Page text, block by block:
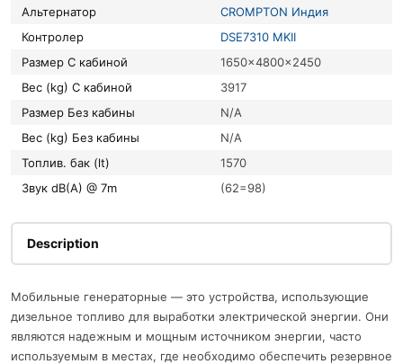
Альтернатор
CROMPTON Индия
Контролер
DSE7310 MKII
Размер С кабиной
1650x4800x2450
Вес (kg) С кабиной
3917
Размер Без кабины
N/A
Вес (kg) Без кабины
N/A
Топлив. бак (lt)
1570
Звук dB(A) @ 7m
(62=98)
Description
Мобильные генераторные — это устройства, использующие
дизельное топливо для выработки электрической энергии. Они
являются надежным и мощным источником энергии, часто
используемым в местах, где необходимо обеспечить резервное